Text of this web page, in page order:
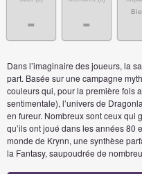
- -
Dans l’imaginaire des joueurs, la
part. Basée sur une campagne
couleurs qui, pour la première fois
sentimentale), l’univers de
en fureur. Nombreux sont ceux qui
qu’ils ont joué dans les années 80
monde de Krynn, une synthèse
la Fantasy, saupoudrée de